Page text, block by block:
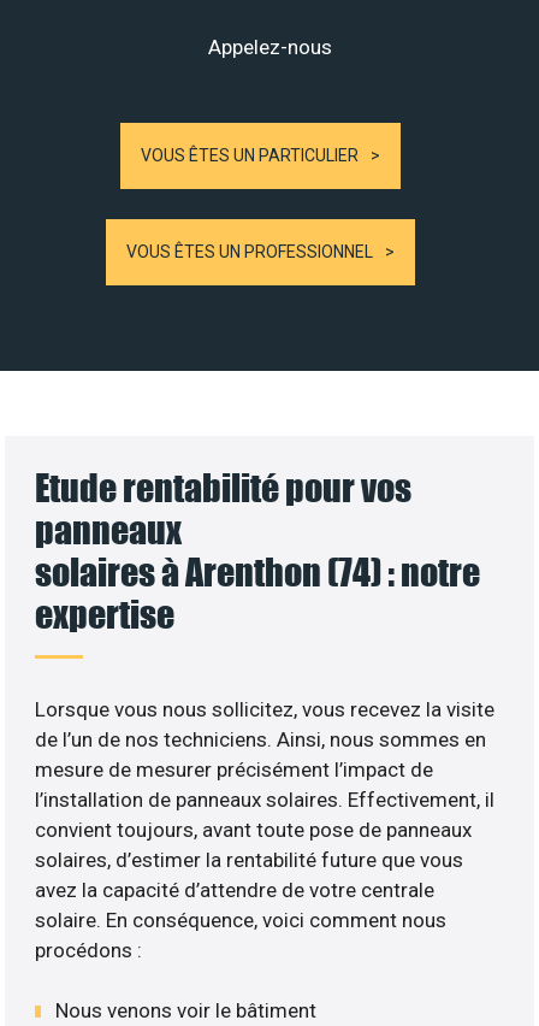
Appelez-nous
VOUS ÊTES UN PARTICULIER
VOUS ÊTES UN PROFESSIONNEL
Etude rentabilité pour vos
panneaux
solaires à Arenthon (74) : notre
expertise
Lorsque vous nous sollicitez, vous recevez la visite
de l’un de nos techniciens. Ainsi, nous sommes en
mesure de mesurer précisément l’impact de
l’installation de panneaux solaires. Effectivement, il
convient toujours, avant toute pose de panneaux
solaires, d’estimer la rentabilité future que vous
avez la capacité d’attendre de votre centrale
solaire. En conséquence, voici comment nous
procédons :
Nous venons voir le bâtiment